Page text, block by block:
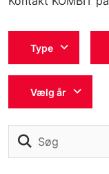
Type
Vælg år